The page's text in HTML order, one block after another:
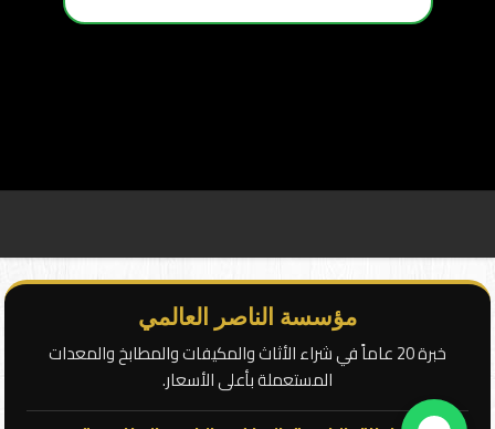
مؤسسة الناصر العالمي
خبرة 20 عاماً في شراء الأثاث والمكيفات والمطابخ والمعدات
المستعملة بأعلى الأسعار.